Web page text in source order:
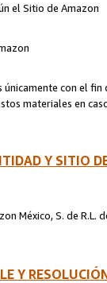
el Sitio de Amazon
con el
materiales en
Y SITIO
México, S. de R.L.
Y